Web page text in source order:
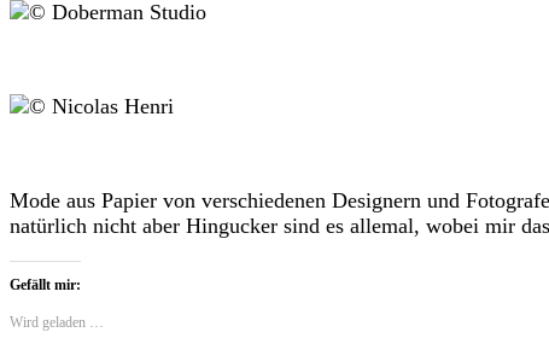
Mode aus Papier von verschiedenen Designern und
natürlich nicht aber Hingucker sind es allemal, wobei mir
Gefällt mir:
Wird geladen …